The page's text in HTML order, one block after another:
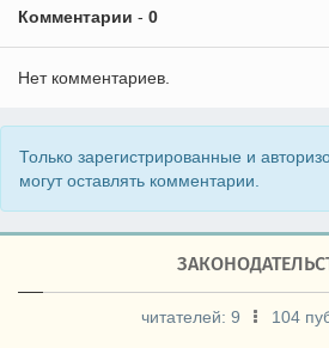
Комментарии - 0
Нет комментариев.
Только зарегистрированные и
могут оставлять комментарии.
читателей: 9 104